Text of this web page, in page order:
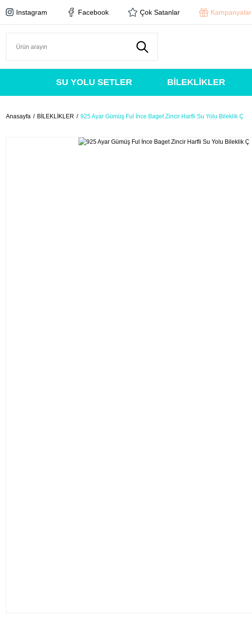
Instagram Facebook Çok Satanlar Kampanyalar
SU YOLU SETLER BİLEKLİKLER
Anasayfa BİLEKLİKLER 925 Ayar Gümüş Ful İnce Baget Zincir Harfli Su Yolu Bileklik Ç